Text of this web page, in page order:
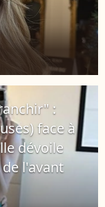
:
face à
dévoile
l'avant